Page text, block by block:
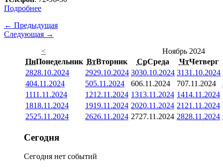
Подробнее
← Предыдущая
Следующая →
<
Ноябрь 2024
ПнПонедельник ВтВторник СрСреда ЧтЧетверг
2828.10.2024 2929.10.2024 3030.10.2024 3131.10.2024
404.11.2024 505.11.2024 606.11.2024 707.11.2024
1111.11.2024 1212.11.2024 1313.11.2024 1414.11.2024
1818.11.2024 1919.11.2024 2020.11.2024 21 21.11.2024
2525.11.2024 2626.11.2024 2727.11.2024 2828.11.2024
Сегодня
Сегодня нет событий